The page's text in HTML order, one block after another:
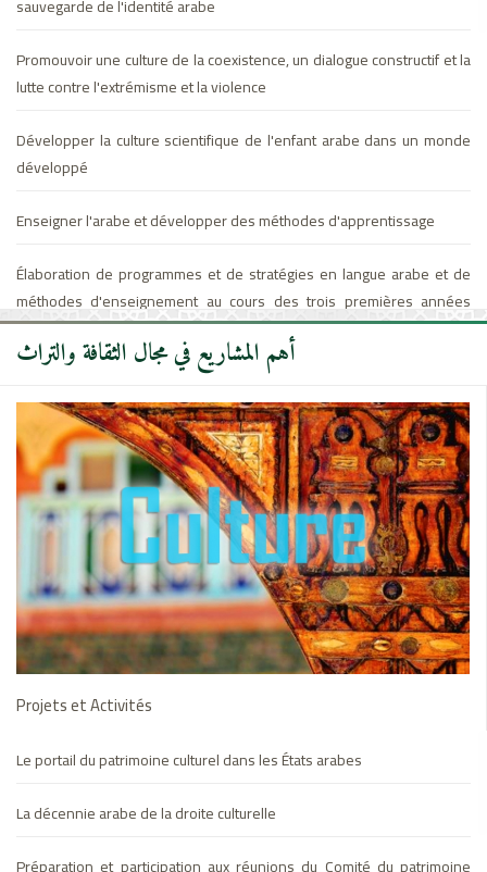
sauvegarde de l'identité arabe
Promouvoir une culture de la coexistence, un dialogue constructif et la
lutte contre l'extrémisme et la violence
Développer la culture scientifique de l'enfant arabe dans un monde
développé
Enseigner l'arabe et développer des méthodes d'apprentissage
Élaboration de programmes et de stratégies en langue arabe et de
méthodes d'enseignement au cours des trois premières années
dans l'enseignement public et l'inclusion du programme
d'enseignement unifié en arabe et la promotion de la lecture en
Améliorer la qualité de l’éducation et intégrer l’enseignement
préscolaire à l’échelle éducative
Technologie et éducation des adultes
La Décennie Arabe de l'Alphabétisation
اجتماع اللجان الاستشارية الدائمة
تحسين جودة أداء الإدارة التربوية رقميًا في حالات الطوارئ والأزمات
أهم المشاريع في مجال الثقافة والتراث
Projets et Activités
Le portail du patrimoine culturel dans les États arabes
La décennie arabe de la droite culturelle